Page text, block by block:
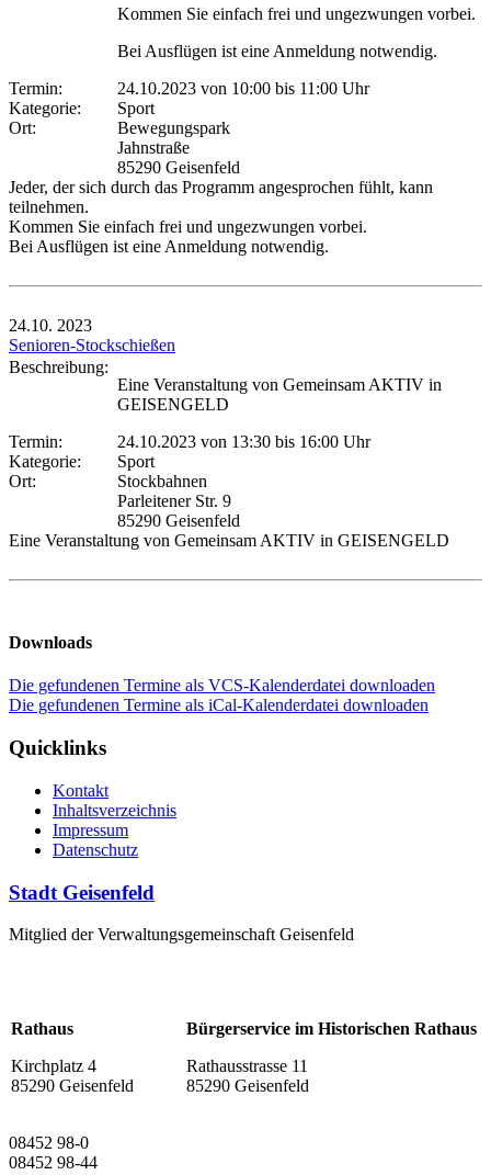
Kommen Sie einfach frei und ungezwungen vorbei.
Bei Ausflügen ist eine Anmeldung notwendig.
Termin:
24.10.2023 von 10:00 bis 11:00 Uhr
Kategorie:
Sport
Ort:
Bewegungspark
Jahnstraße
85290 Geisenfeld
Jeder, der sich durch das Programm angesprochen fühlt, kann
teilnehmen.
Kommen Sie einfach frei und ungezwungen vorbei.
Bei Ausflügen ist eine Anmeldung notwendig.
24.10. 2023
Senioren-Stockschießen
Beschreibung:
Eine Veranstaltung von Gemeinsam AKTIV in
GEISENGELD
Termin:
24.10.2023 von 13:30 bis 16:00 Uhr
Kategorie:
Sport
Ort:
Stockbahnen
Parleitener Str. 9
85290 Geisenfeld
Eine Veranstaltung von Gemeinsam AKTIV in GEISENGELD
Downloads
Die gefundenen Termine als VCS-Kalenderdatei downloaden
Die gefundenen Termine als iCal-Kalenderdatei downloaden
Quicklinks
Kontakt
Inhaltsverzeichnis
Impressum
Datenschutz
Stadt Geisenfeld
Mitglied der Verwaltungsgemeinschaft Geisenfeld
Rathaus
Kirchplatz 4
85290 Geisenfeld
Bürgerservice im Historischen Rathaus
Rathausstrasse 11
85290 Geisenfeld
08452 98-0
08452 98-44